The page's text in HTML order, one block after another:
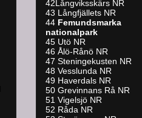
42Långviksskärs NR
43 Långfjällets NR
44 Femundsmarka
nationalpark
45 Utö NR
46 Ålö-Rånö NR
47 Steningekusten NR
48 Vesslunda NR
49 Haverdals NR
50 Grevinnans Rå NR
51 Vigelsjö NR
52 Råda NR